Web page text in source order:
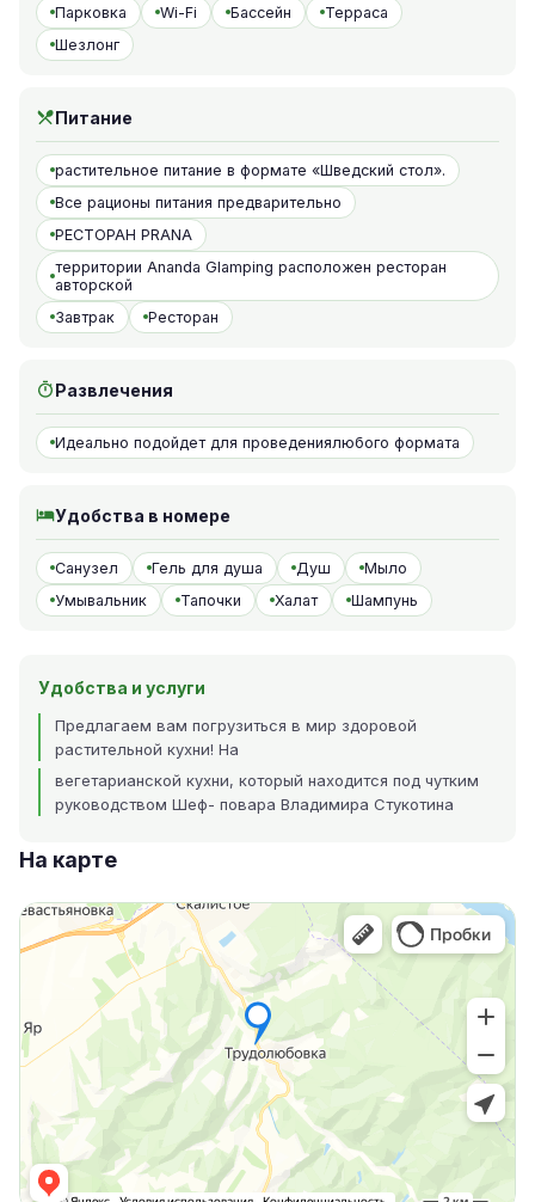
Парковка Wi-Fi Бассейн
Терраса
Шезлонг
Питание
растительное питание в формате «Шведский стол».
Все рационы питания предварительно
РЕСТОРАН PRANA
территории Ananda Glamping расположен ресторан
авторской
Завтрак
Ресторан
Развлечения
Идеально подойдет для проведениялюбого формата
Удобства в номере
Санузел Гель для душа Душ
Мыло
Умывальник
Тапочки Халат Шампунь
Удобства и услуги
Предлагаем вам погрузиться в мир здоровой
растительной кухни! На
вегетарианской кухни, который находится под чутким
руководством Шеф- повара Владимира Стукотина
На карте